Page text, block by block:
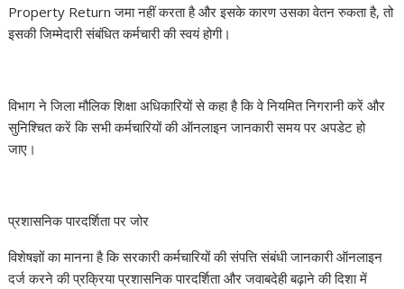
Property Return जमा नहीं करता है और इसके कारण उसका वेतन रुकता है, तो
इसकी जिम्मेदारी संबंधित कर्मचारी की स्वयं होगी।
विभाग ने जिला मौलिक शिक्षा अधिकारियों से कहा है कि वे नियमित निगरानी करें और
सुनिश्चित करें कि सभी कर्मचारियों की ऑनलाइन जानकारी समय पर अपडेट हो
जाए।
प्रशासनिक पारदर्शिता पर जोर
विशेषज्ञों का मानना है कि सरकारी कर्मचारियों की संपत्ति संबंधी जानकारी ऑनलाइन
दर्ज करने की प्रक्रिया प्रशासनिक पारदर्शिता और जवाबदेही बढ़ाने की दिशा में